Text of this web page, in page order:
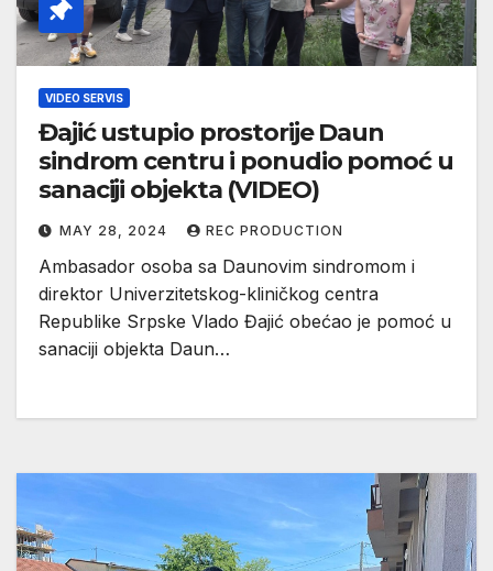
VIDEO SERVIS
Đajić ustupio prostorije Daun
sindrom centru i ponudio pomoć u
sanaciji objekta (VIDEO)
MAY 28, 2024 REC PRODUCTION
Ambasador osoba sa Daunovim sindromom i
direktor Univerzitetskog-kliničkog centra
Republike Srpske Vlado Đajić obećao je pomoć u
sanaciji objekta Daun…